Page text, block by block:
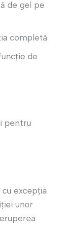
de gel pe
completă.
de
pentru
excepția
unor